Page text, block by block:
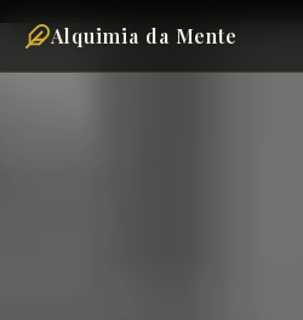
Alquimia da Mente